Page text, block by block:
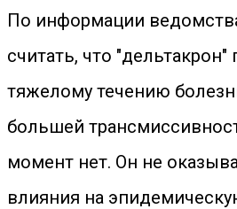
По информации
считать, что
тяжелому течению
большей
момент нет. Он не
влияния на